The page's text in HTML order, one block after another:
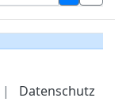
| Datenschutz